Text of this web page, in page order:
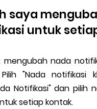
saya
untuk
mengubah nada
"Nada notifikasi
Notifikasi" dan pilih
setiap kontak.